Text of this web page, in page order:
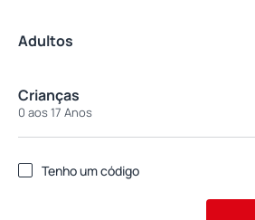
Adultos
Crianças
0 aos 17 Anos
Tenho um código